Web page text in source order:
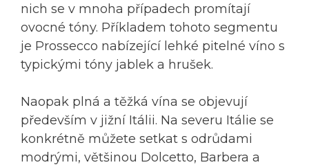
nich se v mnoha případech promítají
ovocné tóny. Příkladem tohoto segmentu
je Prossecco nabízející lehké pitelné víno s
typickými tóny jablek a hrušek.
Naopak plná a těžká vína se objevují
především v jižní Itálii. Na severu Itálie se
konkrétně můžete setkat s odrůdami
modrými, většinou Dolcetto, Barbera a